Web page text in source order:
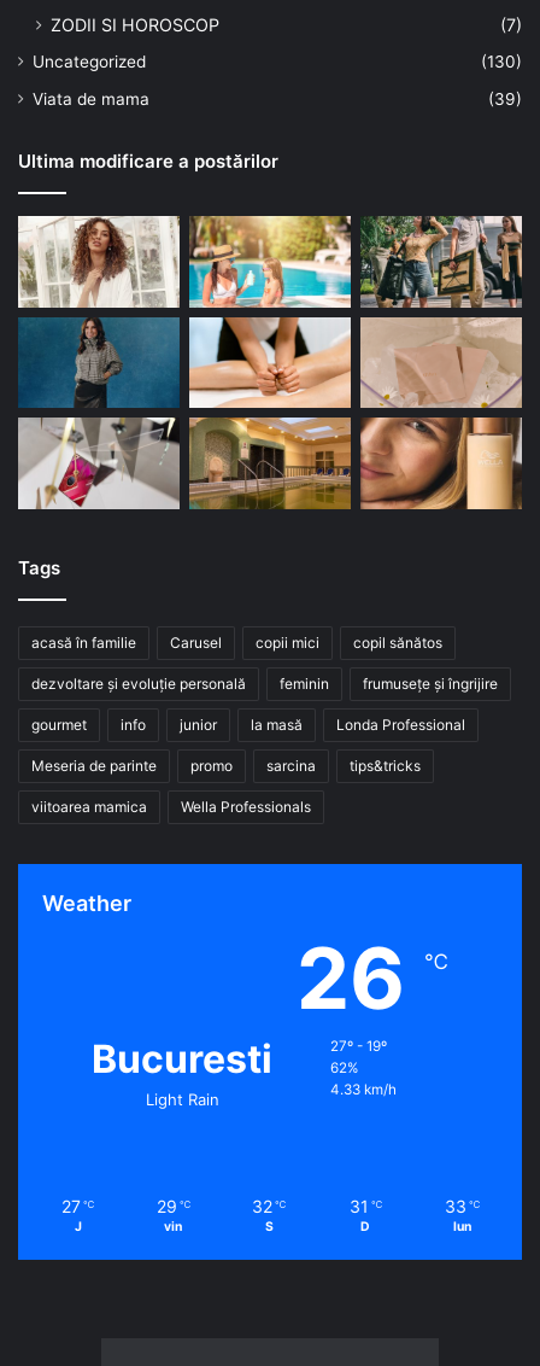
ZODII SI HOROSCOP
(7)
Uncategorized
(130)
Viata de mama
(39)
Ultima modificare a postărilor
Tags
acasă în familie Carusel copii mici copil sănătos
dezvoltare și evoluție personală feminin frumusețe și îngrijire
gourmet info junior la masă Londa Professional
Meseria de parinte promo sarcina tips&tricks
viitoarea mamica Wella Professionals
Weather
Bucuresti
Light Rain
26 ℃
27º - 19º
62%
4.33 km/h
27 ℃
J
29 ℃
vin
32 ℃
S
31 ℃
D
33 ℃
lun